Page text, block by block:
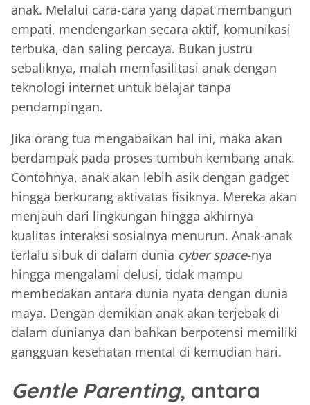
anak. Melalui cara-cara yang dapat membangun
empati, mendengarkan secara aktif, komunikasi
terbuka, dan saling percaya. Bukan justru
sebaliknya, malah memfasilitasi anak dengan
teknologi internet untuk belajar tanpa
pendampingan.
Jika orang tua mengabaikan hal ini, maka akan
berdampak pada proses tumbuh kembang anak.
Contohnya, anak akan lebih asik dengan gadget
hingga berkurang aktivatas fisiknya. Mereka akan
menjauh dari lingkungan hingga akhirnya
kualitas interaksi sosialnya menurun. Anak-anak
terlalu sibuk di dalam dunia cyber space-nya
hingga mengalami delusi, tidak mampu
membedakan antara dunia nyata dengan dunia
maya. Dengan demikian anak akan terjebak di
dalam dunianya dan bahkan berpotensi memiliki
gangguan kesehatan mental di kemudian hari.
Gentle Parenting, antara